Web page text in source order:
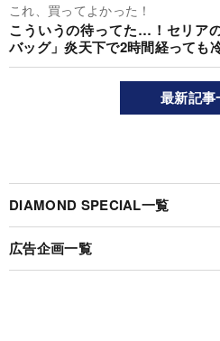
これ、買ってよかった！
こういうの待ってた…！セリア
バッグ」炎天下で2時間経っても
最新記事
DIAMOND SPECIAL一覧
広告企画一覧